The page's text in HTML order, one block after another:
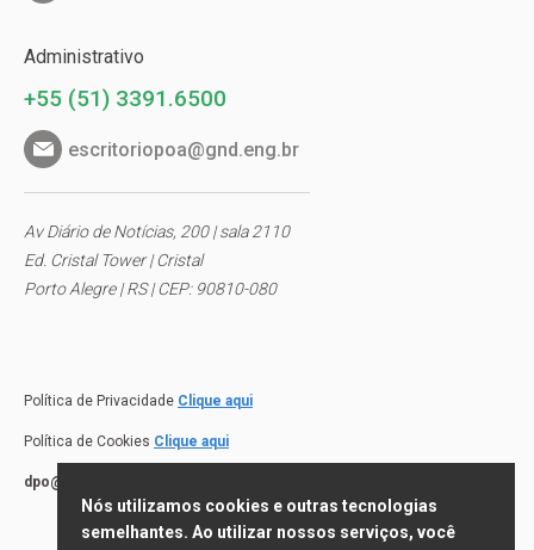
Administrativo
+55 (51) 3391.6500
escritoriopoa@gnd.eng.br
Av Diário de Notícias, 200 | sala 2110
Ed. Cristal Tower | Cristal
Porto Alegre | RS | CEP: 90810-080
Política de Privacidade Clique aqui
Política de Cookies Clique aqui
dpo@gnd.eng.br
Nós utilizamos cookies e outras tecnologias
semelhantes. Ao utilizar nossos serviços, você